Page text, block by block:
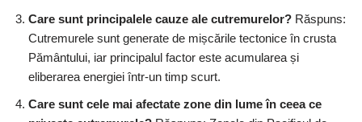
Care sunt principalele cauze ale cutremurelor? Răspuns:
Cutremurele sunt generate de mișcările tectonice în crusta
Pământului, iar principalul factor este acumularea și
eliberarea energiei într-un timp scurt.
Care sunt cele mai afectate zone din lume în ceea ce